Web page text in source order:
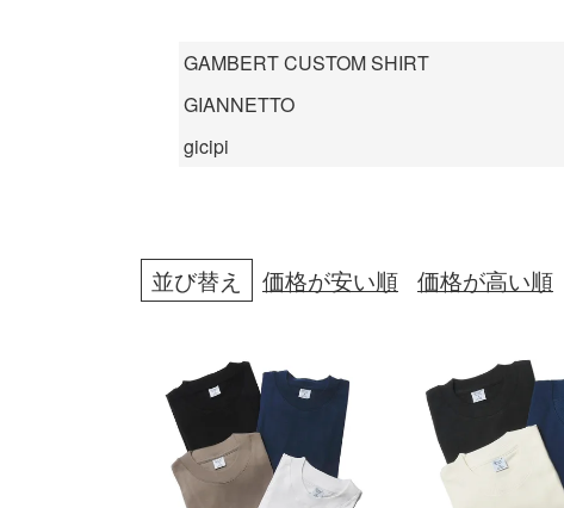
GAMBERT CUSTOM SHIRT
GIANNETTO
gicipi
並び替え 価格が安い順 価格が高い順